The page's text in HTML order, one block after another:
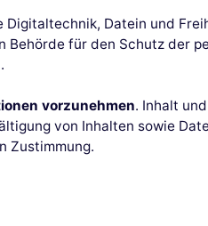
Digitaltechnik, Datein und
für den Schutz der
vorzunehmen. Inhalt
von Inhalten sowie
Zustimmung.